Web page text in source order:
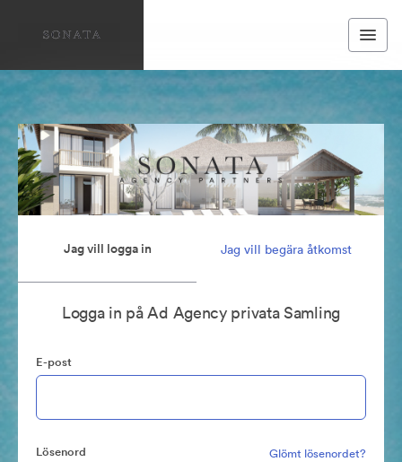
Jag vill logga in Jag vill begära åtkomst
Logga in på Ad Agency privata Samling
E-post
Lösenord Glömt lösenordet?